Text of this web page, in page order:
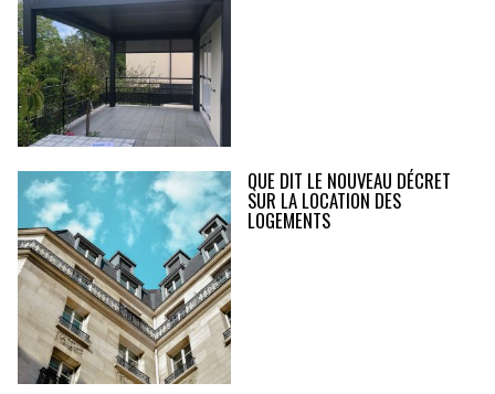
QUE DIT LE NOUVEAU DÉCRET
SUR LA LOCATION DES
LOGEMENTS